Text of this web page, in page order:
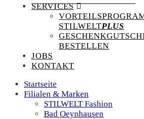
SERVICES
STILWELTPLUS
BESTELLEN
JOBS
KONTAKT
Startseite
Filialen & Marken
STILWELT Fashion
Bad Oeynhausen